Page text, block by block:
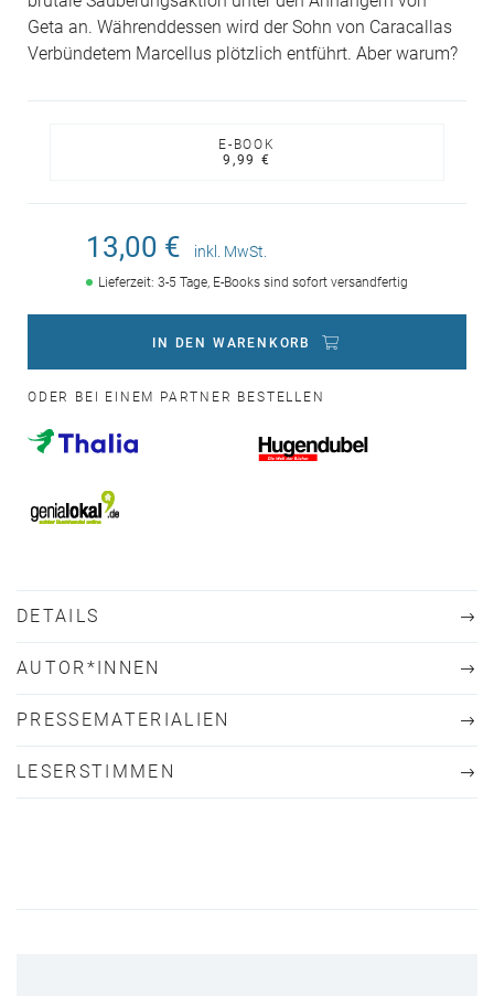
Geta an. Währenddessen wird der Sohn von Caracallas
Verbündetem Marcellus plötzlich entführt. Aber warum?
E-BOOK
9,99 €
13,00 € inkl. MwSt.
Lieferzeit: 3-5 Tage, E-Books sind sofort versandfertig
IN DEN WARENKORB
ODER BEI EINEM PARTNER BESTELLEN
DETAILS
AUTOR*INNEN
PRESSEMATERIALIEN
LESERSTIMMEN